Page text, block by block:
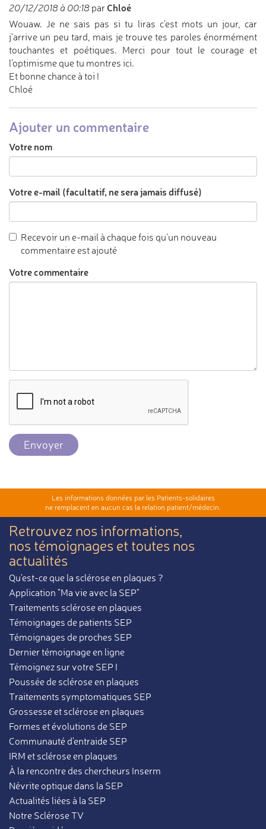
20/12/2018 à 00:18 par Chloé
Wouaw. Je ne sais pas si tu liras c'est mots un jour, car
j'arrive un peu tard, mais je trouve tes paroles énormément
touchantes et poétiques. Merci pour tout le courage et
l'optimisme que tu montres ici.
Et bonne chance à toi !
Chloé
Ajouter un commentaire
Votre nom
Votre e-mail (facultatif, ne sera jamais diffusé)
Recevoir un e-mail à chaque fois qu'un nouveau
commentaire est ajouté
Votre commentaire
Envoyer
Les informations données par les Patients-solidaires
ne remplacent en aucun cas la relation patient/médecin.
Retrouvez nos informations,
nos témoignages et toutes nos
actualités
Qu'est-ce que la sclérose en plaques ?
Application "Ma vie avec la SEP"
Traitements sclérose en plaques
Témoignages de patients SEP
Témoignages de proches SEP
Dernier témoignage en ligne
Témoignez sur votre SEP !
Poussée de sclérose en plaques
Traitements symptomatiques SEP
Grossesse et sclérose en plaques
Formes et évolutions de SEP
Communauté d'entraide SEP
IRM et sclérose en plaques
À la rencontre des chercheurs Inserm
Névrite optique dans la SEP
Actualités liées à la SEP
Notre Sclérose TV